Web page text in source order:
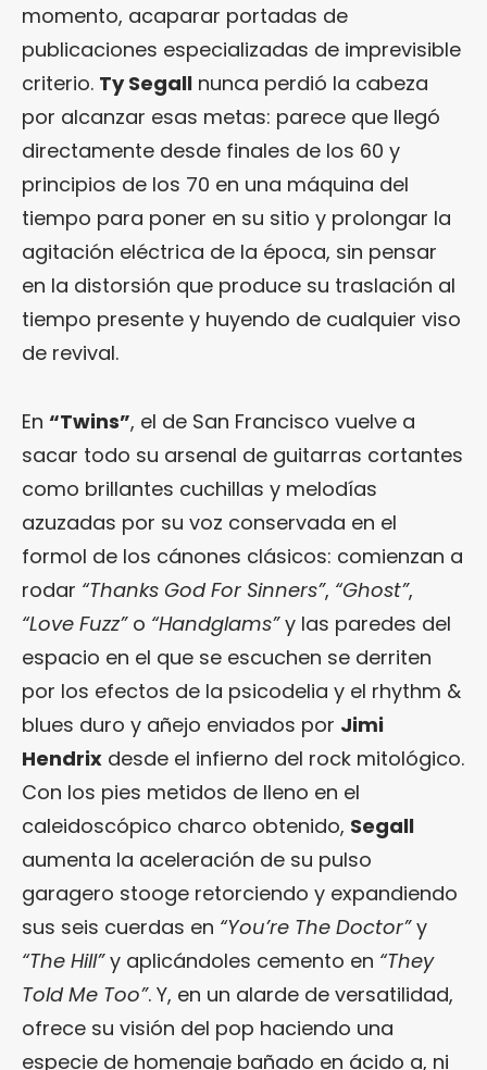
momento, acaparar portadas de
publicaciones especializadas de imprevisible
criterio. Ty Segall nunca perdió la cabeza
por alcanzar esas metas: parece que llegó
directamente desde finales de los 60 y
principios de los 70 en una máquina del
tiempo para poner en su sitio y prolongar la
agitación eléctrica de la época, sin pensar
en la distorsión que produce su traslación al
tiempo presente y huyendo de cualquier viso
de revival.
En “Twins”, el de San Francisco vuelve a
sacar todo su arsenal de guitarras cortantes
como brillantes cuchillas y melodías
azuzadas por su voz conservada en el
formol de los cánones clásicos: comienzan a
rodar “Thanks God For Sinners”, “Ghost”,
“Love Fuzz” o “Handglams”y las paredes del
espacio en el que se escuchen se derriten
por los efectos de la psicodelia y el rhythm &
blues duro y añejo enviados por Jimi
Hendrix desde el infierno del rock mitológico.
Con los pies metidos de lleno en el
caleidoscópico charco obtenido, Segall
aumenta la aceleración de su pulso
garagero stooge retorciendo y expandiendo
sus seis cuerdas en “You’re The Doctor”y
“The Hill”y aplicándoles cemento en “They
Told Me Too”. Y, en un alarde de versatilidad,
ofrece su visión del pop haciendo una
especie de homenaje bañado en ácido a, ni